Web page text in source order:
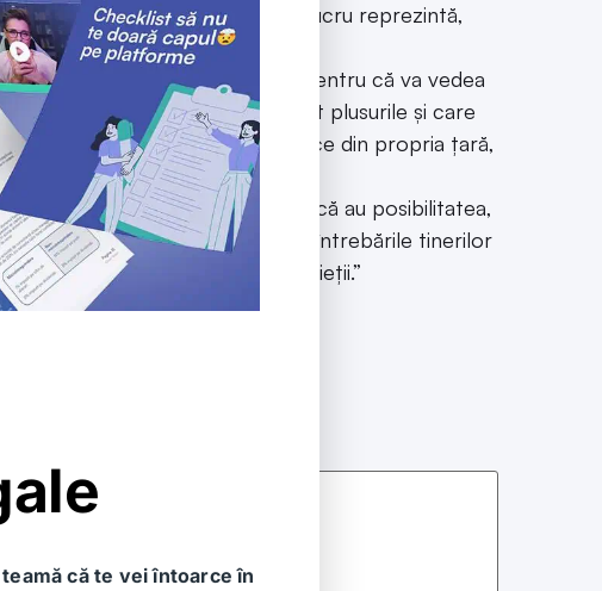
Consiliul Constituțional. Acest lucru reprezintă,
bine propriul sistem juridic pentru că va vedea
seama mult mai ușor care sunt plusurile și care
la anumite probleme juridice din propria țară,
au apărut în alte state.
să nu ezite și să efectueze, dacă au posibilitatea,
este foarte primitor și deschis la întrebările tinerilor
va marcheze pentru tot restul vieții.”
sunt marcate cu
că te vei întoarce în